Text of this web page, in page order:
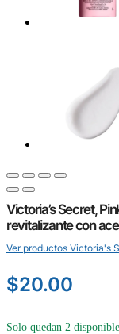
Victoria’s Secret,
revitalizante con
Ver productos Victoria's
$20.00
Solo quedan 2